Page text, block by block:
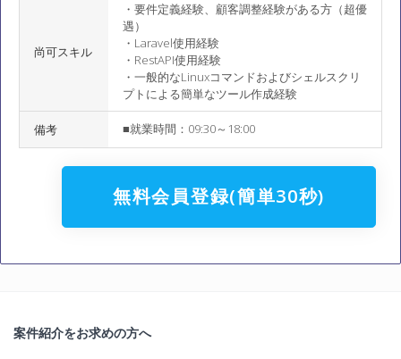
尚可スキル
・要件定義経験、顧客調整経験がある方（超優
遇）
・Laravel使用経験
・RestAPI使用経験
・一般的なLinuxコマンドおよびシェルスクリ
プトによる簡単なツール作成経験
備考 ■就業時間：09:30～18:00
無料会員登録(簡単30秒)
案件紹介をお求めの方へ